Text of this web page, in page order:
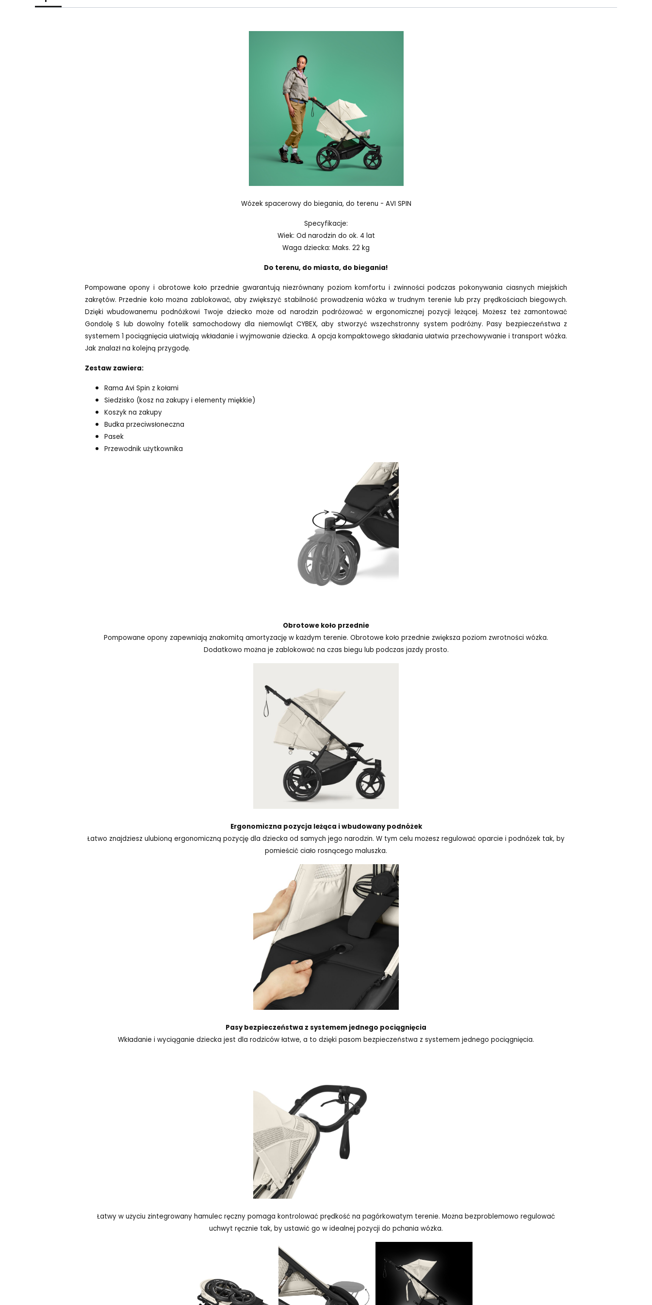
Wózek spacerowy do biegania, do terenu - AVI SPIN
Specyfikacje:
Wiek: Od narodzin do ok. 4 lat
Waga dziecka: Maks. 22 kg
Do terenu, do miasta, do biegania!
Pompowane opony i obrotowe koło przednie gwarantują niezrównany poziom komfortu i zwinności podczas pokonywania ciasnych miejskich
zakrętów. Przednie koło można zablokować, aby zwiększyć stabilność prowadzenia wózka w trudnym terenie lub przy prędkościach biegowych.
Dzięki wbudowanemu podnóżkowi Twoje dziecko może od narodzin podróżować w ergonomicznej pozycji leżącej. Możesz też zamontować
Gondolę S lub dowolny fotelik samochodowy dla niemowląt CYBEX, aby stworzyć wszechstronny system podróżny. Pasy bezpieczeństwa z
systemem 1 pociągnięcia ułatwiają wkładanie i wyjmowanie dziecka. A opcja kompaktowego składania ułatwia przechowywanie i transport wózka.
Jak znalazł na kolejną przygodę.
Zestaw zawiera:
Rama Avi Spin z kołami
Siedzisko (kosz na zakupy i elementy miękkie)
Koszyk na zakupy
Budka przeciwsłoneczna
Pasek
Przewodnik użytkownika
Obrotowe koło przednie
Pompowane opony zapewniają znakomitą amortyzację w każdym terenie. Obrotowe koło przednie zwiększa poziom zwrotności wózka.
Dodatkowo można je zablokować na czas biegu lub podczas jazdy prosto.
Ergonomiczna pozycja leżąca i wbudowany podnóżek
Łatwo znajdziesz ulubioną ergonomiczną pozycję dla dziecka od samych jego narodzin. W tym celu możesz regulować oparcie i podnóżek tak, by
pomieścić ciało rosnącego maluszka.
Pasy bezpieczeństwa z systemem jednego pociągnięcia
Wkładanie i wyciąganie dziecka jest dla rodziców łatwe, a to dzięki pasom bezpieczeństwa z systemem jednego pociągnięcia.
Łatwy w użyciu zintegrowany hamulec ręczny pomaga kontrolować prędkość na pagórkowatym terenie. Można bezproblemowo regulować
uchwyt ręcznie tak, by ustawić go w idealnej pozycji do pchania wózka.